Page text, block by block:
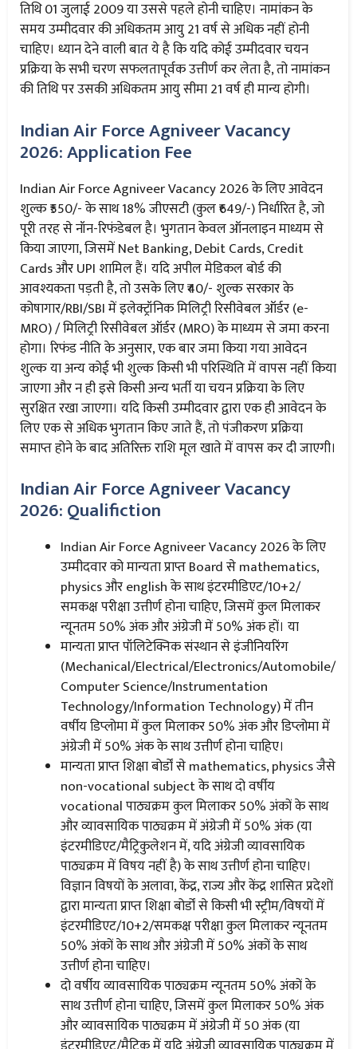
तिथि 01 जुलाई 2009 या उससे पहले होनी चाहिए। नामांकन के
समय उम्मीदवार की अधिकतम आयु 21 वर्ष से अधिक नहीं होनी
चाहिए। ध्यान देने वाली बात ये है कि यदि कोई उम्मीदवार चयन
प्रक्रिया के सभी चरण सफलतापूर्वक उत्तीर्ण कर लेता है, तो नामांकन
की तिथि पर उसकी अधिकतम आयु सीमा 21 वर्ष ही मान्य होगी।
Indian Air Force Agniveer Vacancy
2026: Application Fee
Indian Air Force Agniveer Vacancy 2026 के लिए आवेदन
शुल्क ₹550/- के साथ 18% जीएसटी (कुल ₹649/-) निर्धारित है, जो
पूरी तरह से नॉन-रिफंडेबल है। भुगतान केवल ऑनलाइन माध्यम से
किया जाएगा, जिसमें Net Banking, Debit Cards, Credit
Cards और UPI शामिल हैं। यदि अपील मेडिकल बोर्ड की
आवश्यकता पड़ती है, तो उसके लिए ₹40/- शुल्क सरकार के
कोषागार/RBI/SBI में इलेक्ट्रॉनिक मिलिट्री रिसीवेबल ऑर्डर (e-
MRO) / मिलिट्री रिसीवेबल ऑर्डर (MRO) के माध्यम से जमा करना
होगा। रिफंड नीति के अनुसार, एक बार जमा किया गया आवेदन
शुल्क या अन्य कोई भी शुल्क किसी भी परिस्थिति में वापस नहीं किया
जाएगा और न ही इसे किसी अन्य भर्ती या चयन प्रक्रिया के लिए
सुरक्षित रखा जाएगा। यदि किसी उम्मीदवार द्वारा एक ही आवेदन के
लिए एक से अधिक भुगतान किए जाते हैं, तो पंजीकरण प्रक्रिया
समाप्त होने के बाद अतिरिक्त राशि मूल खाते में वापस कर दी जाएगी।
Indian Air Force Agniveer Vacancy
2026: Qualifiction
Indian Air Force Agniveer Vacancy 2026 के लिए
उम्मीदवार को मान्यता प्राप्त Board से mathematics,
physics और english के साथ इंटरमीडिएट/10+2/
समकक्ष परीक्षा उत्तीर्ण होना चाहिए, जिसमें कुल मिलाकर
न्यूनतम 50% अंक और अंग्रेजी में 50% अंक हों। या
मान्यता प्राप्त पॉलिटेक्निक संस्थान से इंजीनियरिंग
(Mechanical/Electrical/Electronics/Automobile/
Computer Science/Instrumentation
Technology/Information Technology) में तीन
वर्षीय डिप्लोमा में कुल मिलाकर 50% अंक और डिप्लोमा में
अंग्रेजी में 50% अंक के साथ उत्तीर्ण होना चाहिए।
मान्यता प्राप्त शिक्षा बोर्डों से mathematics, physics जैसे
non-vocational subject के साथ दो वर्षीय
vocational पाठ्यक्रम कुल मिलाकर 50% अंकों के साथ
और व्यावसायिक पाठ्यक्रम में अंग्रेजी में 50% अंक (या
इंटरमीडिएट/मैट्रिकुलेशन में, यदि अंग्रेजी व्यावसायिक
पाठ्यक्रम में विषय नहीं है) के साथ उत्तीर्ण होना चाहिए।
विज्ञान विषयों के अलावा, केंद्र, राज्य और केंद्र शासित प्रदेशों
द्वारा मान्यता प्राप्त शिक्षा बोर्डों से किसी भी स्ट्रीम/विषयों में
इंटरमीडिएट/10+2/समकक्ष परीक्षा कुल मिलाकर न्यूनतम
50% अंकों के साथ और अंग्रेजी में 50% अंकों के साथ
उत्तीर्ण होना चाहिए।
दो वर्षीय व्यावसायिक पाठ्यक्रम न्यूनतम 50% अंकों के
साथ उत्तीर्ण होना चाहिए, जिसमें कुल मिलाकर 50% अंक
और व्यावसायिक पाठ्यक्रम में अंग्रेजी में 50 अंक (या